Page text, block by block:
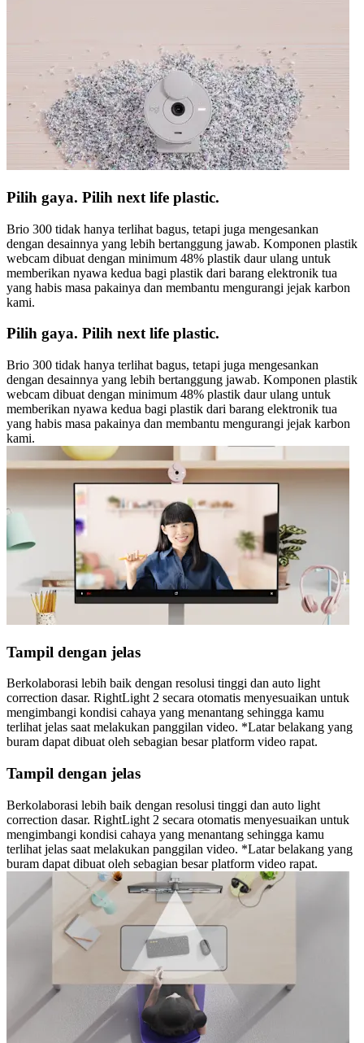
Pilih gaya. Pilih next life plastic.
Brio 300 tidak hanya terlihat bagus, tetapi juga mengesankan
dengan desainnya yang lebih bertanggung jawab. Komponen plastik
webcam dibuat dengan minimum 48% plastik daur ulang untuk
memberikan nyawa kedua bagi plastik dari barang elektronik tua
yang habis masa pakainya dan membantu mengurangi jejak karbon
kami.
Pilih gaya. Pilih next life plastic.
Brio 300 tidak hanya terlihat bagus, tetapi juga mengesankan
dengan desainnya yang lebih bertanggung jawab. Komponen plastik
webcam dibuat dengan minimum 48% plastik daur ulang untuk
memberikan nyawa kedua bagi plastik dari barang elektronik tua
yang habis masa pakainya dan membantu mengurangi jejak karbon
kami.
Tampil dengan jelas
Berkolaborasi lebih baik dengan resolusi tinggi dan auto light
correction dasar. RightLight 2 secara otomatis menyesuaikan untuk
mengimbangi kondisi cahaya yang menantang sehingga kamu
terlihat jelas saat melakukan panggilan video. *Latar belakang yang
buram dapat dibuat oleh sebagian besar platform video rapat.
Tampil dengan jelas
Berkolaborasi lebih baik dengan resolusi tinggi dan auto light
correction dasar. RightLight 2 secara otomatis menyesuaikan untuk
mengimbangi kondisi cahaya yang menantang sehingga kamu
terlihat jelas saat melakukan panggilan video. *Latar belakang yang
buram dapat dibuat oleh sebagian besar platform video rapat.